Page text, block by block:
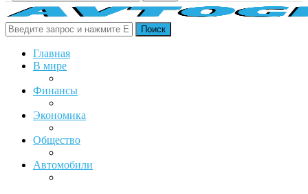
Поиск
Главная
В мире
Финансы
Экономика
Общество
Автомобили